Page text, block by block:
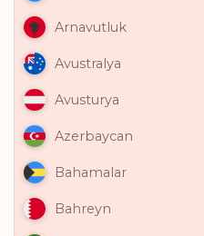
Arnavutluk
Avustralya
Avusturya
Azerbaycan
Bahamalar
Bahreyn